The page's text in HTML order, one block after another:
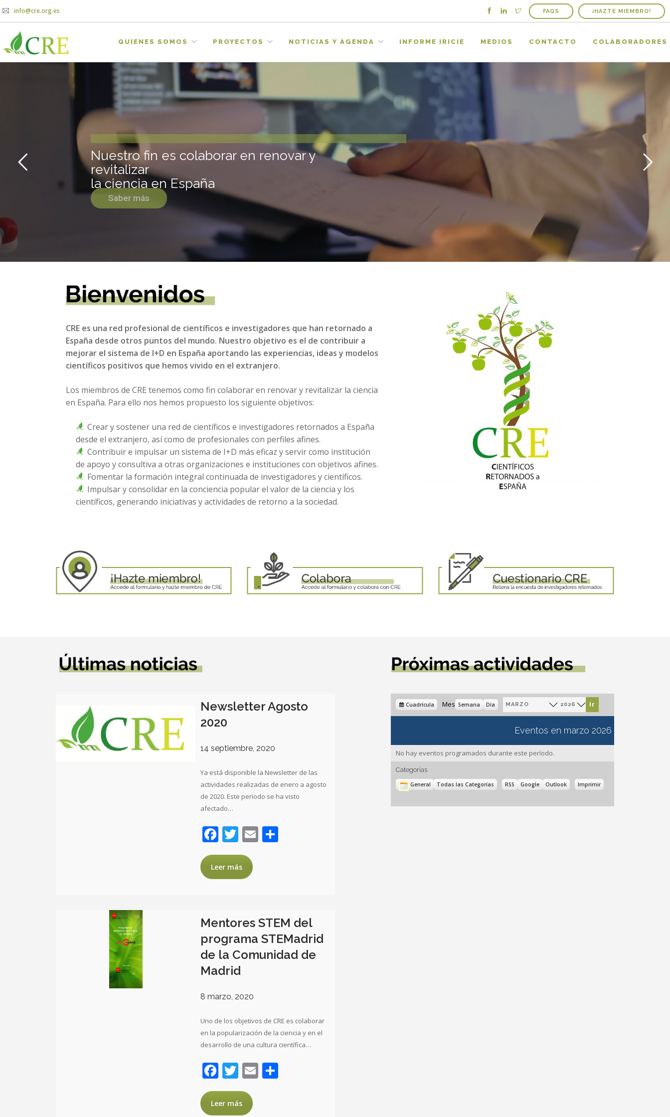
info@cre.org.es ¡HAZTE MIEMBRO!
FAQS
QUIENES SOMOS PROYECTOS NOTICIAS Y AGENDA INFORME IRICIE MEDIOS CONTACTO COLABORADORES
Red Profesi o
e
Científicos Retornados a España
Nuestro fin es colaborar en renovar y
revitalizar
la ciencia en España
Saber más
CRE es una red profesional de científicos e investigadores que han retornado a
España desde otros puntos del mundo. Nuestro objetivo es el de contribuir a
mejorar el sistema de I+D en España aportando las experiencias, ideas y modelos
científicos positivos que hemos vivido en el extranjero.
Los miembros de CRE tenemos como fin colaborar en renovar y revitalizar la ciencia
en España. Para ello nos hemos propuesto los siguiente objetivos:
Crear y sostener una red de científicos e investigadores retornados a España
desde el extranjero, así como de profesionales con perfiles afines.
Contribuir e impulsar un sistema de I+D más eficaz y servir como institución
de apoyo y consultiva a otras organizaciones e instituciones con objetivos afines.
Fomentar la formación integral continuada de investigadores y científicos.
Impulsar y consolidar en la conciencia popular el valor de la ciencia y los
científicos, generando iniciativas y actividades de retorno a la sociedad.
Newsletter Agosto
2020
14 septiembre, 2020
Ya está disponible la Newsletter de las
actividades realizadas de enero a agosto
de 2020. Este periodo se ha visto
afectado…
Facebook
Twitter
Email
Leer más
Mentores STEM del
programa STEMadrid
de la Comunidad de
Madrid
8 marzo, 2020
Uno de los objetivos de CRE es colaborar
en la popularización de la ciencia y en el
desarrollo de una cultura científica…
Facebook
Twitter
Email
Leer más
Ver
como
Cuadrícula Mes Semana Día MES
AÑO
Eventos en marzo 2026
No hay eventos programados durante este período.
Categorías
General Todas las Categorías RSS
Subscribe
in
Google
Subscribe
in
Outlook ImprimirVistas